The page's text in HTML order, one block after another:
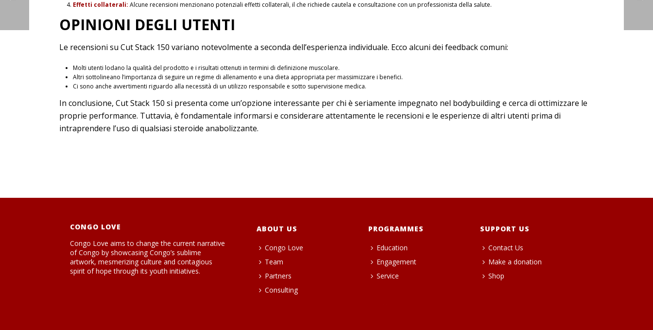
Effetti collaterali: Alcune recensioni menzionano potenziali effetti collaterali, il che richiede cautela e consultazione con un professionista della salute.
OPINIONI DEGLI UTENTI
Le recensioni su Cut Stack 150 variano notevolmente a seconda dell’esperienza individuale. Ecco alcuni dei feedback comuni:
Molti utenti lodano la qualità del prodotto e i risultati ottenuti in termini di definizione muscolare.
Altri sottolineano l’importanza di seguire un regime di allenamento e una dieta appropriata per massimizzare i benefici.
Ci sono anche avvertimenti riguardo alla necessità di un utilizzo responsabile e sotto supervisione medica.
In conclusione, Cut Stack 150 si presenta come un’opzione interessante per chi è seriamente impegnato nel bodybuilding e cerca di ottimizzare le
proprie performance. Tuttavia, è fondamentale informarsi e considerare attentamente le recensioni e le esperienze di altri utenti prima di
intraprendere l’uso di qualsiasi steroide anabolizzante.
CONGO LOVE
Congo Love aims to change the current narrative
of Congo by showcasing Congo’s sublime
artwork, mesmerizing culture and contagious
spirit of hope through its youth initiatives.
ABOUT US
Congo Love
Team
Partners
Consulting
PROGRAMMES
Education
Engagement
Service
SUPPORT US
Contact Us
Make a donation
Shop